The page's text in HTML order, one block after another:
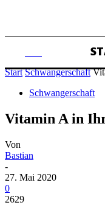
Start Schwangerschaft
Schwangerschaft
Vitamin A in
Von
Bastian
-
27. Mai 2020
0
2629